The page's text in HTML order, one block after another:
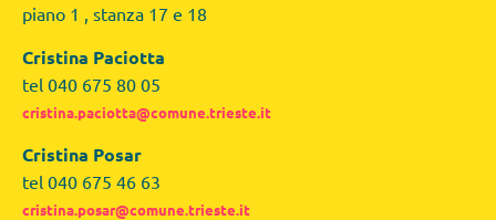
piano 1 , stanza 17 e 18
Cristina Paciotta
tel 040 675 80 05
cristina.paciotta@comune.trieste.it
Cristina Posar
tel 040 675 46 63
cristina.posar@comune.trieste.it